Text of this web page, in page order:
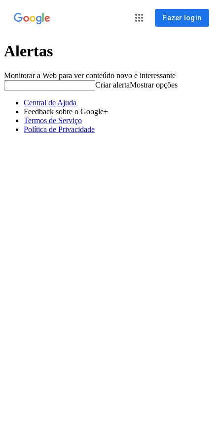
Fazer login
Alertas
Monitorar a Web para ver conteúdo novo e interessante
Criar alertaMostrar opções
Central de Ajuda
Feedback sobre o Google+
Termos de Serviço
Política de Privacidade